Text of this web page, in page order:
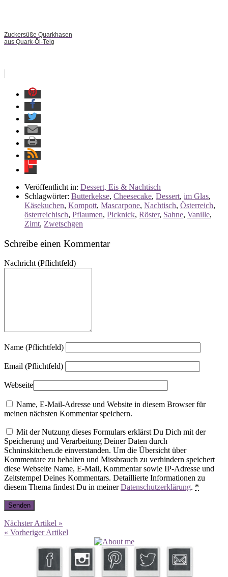
Zuckersüße Quarkhasen
aus Quark-Öl-Teig
Veröffentlicht in: Dessert, Eis & Nachtisch
Schlagwörter: Butterkekse, Cheesecake, Dessert, im Glas,
Käsekuchen, Kompott, Mascarpone, Nachtisch, Österreich,
österreichisch, Pflaumen, Picknick, Röster, Sahne, Vanille,
Zimt, Zwetschgen
Schreibe einen Kommentar
Nachricht (Pflichtfeld)
Name (Pflichtfeld)
Email (Pflichtfeld)
Webseite
Name, E-Mail-Adresse und Website in diesem Browser für
meinen nächsten Kommentar speichern.
Mit der Nutzung dieses Formulars erklärst Du Dich mit der
Speicherung und Verarbeitung Deiner Daten durch
Schninskitchen.de einverstanden. Um die Übersicht über
Kommentare zu behalten und Missbrauch zu verhindern speichert
diese Webseite Name, E-Mail, Kommentar sowie IP-Adresse und
Zeitstempel Deines Kommentars. Detaillierte Informationen zu
diesem Thema findest Du in meinerDatenschutzerklärung. *
Nächster Artikel »
« Vorheriger Artikel